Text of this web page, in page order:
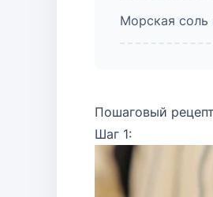
Морская соль
Пошаговый рецепт
Шаг 1: